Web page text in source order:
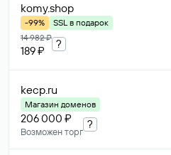
komy.shop
-99%
SSL в подарок
14 982 ₽
189 ₽
?
kecp.ru
Магазин доменов
206 000 ₽
Возможен торг
?